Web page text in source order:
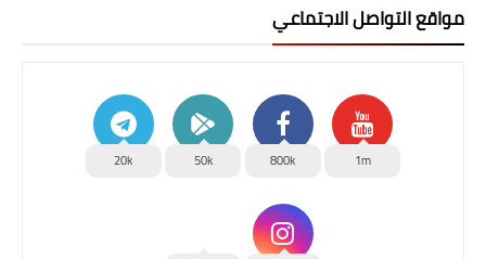
مواقع التواصل الاجتماعي
1m
800k
50k
20k